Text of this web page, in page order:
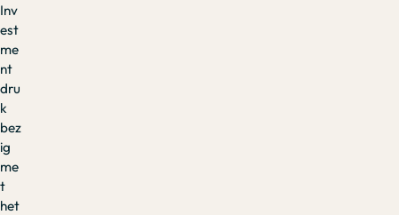
Inv
est
me
nt
dru
k
bez
ig
me
t
het